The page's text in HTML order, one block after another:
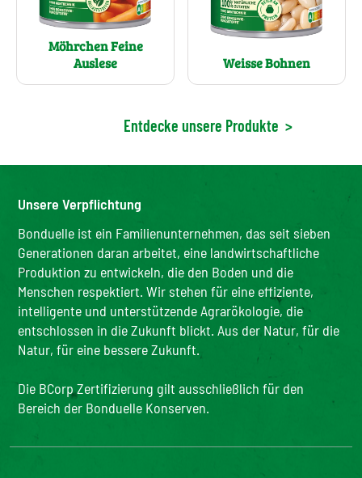
Möhrchen Feine
Auslese
Weisse Bohnen
Entdecke unsere Produkte >
Unsere Verpflichtung
Bonduelle ist ein Familienunternehmen, das seit sieben
Generationen daran arbeitet, eine landwirtschaftliche
Produktion zu entwickeln, die den Boden und die
Menschen respektiert. Wir stehen für eine effiziente,
intelligente und unterstützende Agrarökologie, die
entschlossen in die Zukunft blickt. Aus der Natur, für die
Natur, für eine bessere Zukunft.
Die BCorp Zertifizierung gilt ausschließlich für den
Bereich der Bonduelle Konserven.